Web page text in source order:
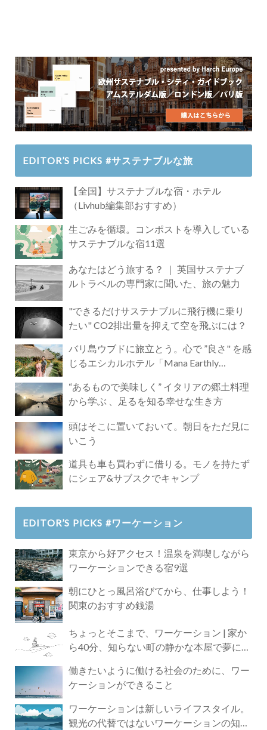
EDITOR’S PICKS #サステナブルな旅
【全国】サステナブルな宿・ホテル
（Livhub編集部おすすめ）
生ごみを循環。コンポストを導入している
サステナブルな宿11選
あなたはどう旅する？ ｜ 英国サステナブ
ルトラベルの専門家に聞いた、旅の魅力
"できるだけサステナブルに飛行機に乗り
たい" CO2排出量を抑えて空を飛ぶには？
バリ島ウブドに旅立とう。心で ”良さ" を感
じるエシカルホテル「Mana Earthly
“あるもので美味しく” イタリアの郷土料理
から学ぶ 、足るを知る幸せな生き方
頭はそこに置いておいて。朝日をただ見に
いこう
道具も車も買わずに借りる。モノを持たず
にシェア&サブスクでキャンプ
EDITOR’S PICKS #ワーケーション
東京から好アクセス！温泉を満喫しながら
ワーケーションできる宿9選
朝にひとっ風呂浴びてから、仕事しよう！
関東のおすすめ銭湯
ちょっとそこまで、ワーケーション | 家か
ら40分、知らない町の静かな本屋で夢に近
働きたいように働ける社会のために、ワー
ケーションができること
ワーケーションは新しいライフスタイル。
観光の代替ではないワーケーションの知ら